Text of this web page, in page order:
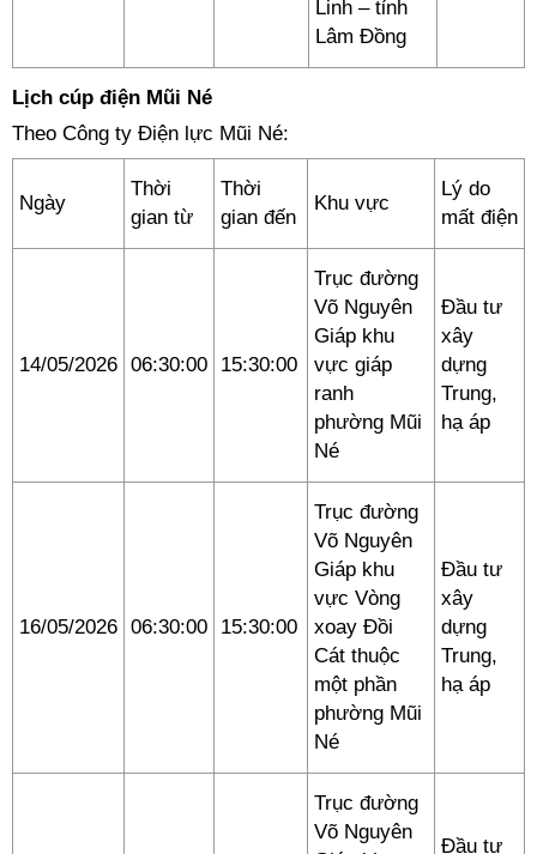
Linh – tỉnh
Lâm Đồng
Lịch cúp điện Mũi Né
Theo Công ty Điện lực Mũi Né:
Ngày
Thời
gian từ
Thời
gian đến
Khu vực
Lý do
mất điện
14/05/2026 06:30:00 15:30:00
Trục đường
Võ Nguyên
Giáp khu
vực giáp
ranh
phường Mũi
Né
Đầu tư
xây
dựng
Trung,
hạ áp
16/05/2026 06:30:00 15:30:00
Trục đường
Võ Nguyên
Giáp khu
vực Vòng
xoay Đồi
Cát thuộc
một phần
phường Mũi
Né
Đầu tư
xây
dựng
Trung,
hạ áp
Trục đường
Võ Nguyên
Đầu tư